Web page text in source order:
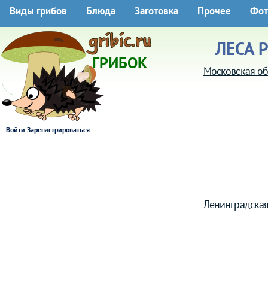
Виды грибов Блюда Заготовка Прочее
ГРИБОК
Войти Зарегистрироваться
ЛЕСА
Московская